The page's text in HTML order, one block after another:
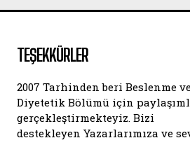
TEŞEKKÜRLER
2007 Tarhinden beri Beslenme
Diyetetik Bölümü için
gerçekleştirmekteyiz. Bizi
destekleyen Yazarlarımıza ve